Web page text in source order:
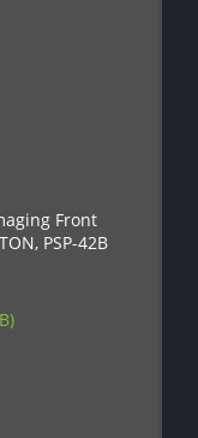
Front
PSP-42B